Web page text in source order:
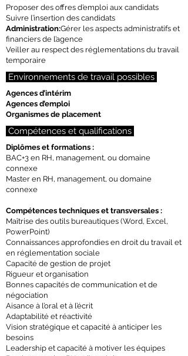
Proposer des offres d’emploi aux candidats
Suivre l’insertion des candidats
Administration:Gérer les aspects administratifs et
financiers de l’agence
Veiller au respect des réglementations du travail
temporaire
Environnements de travail possibles
Agences d’intérim
Agences d’emploi
Organismes de placement
Compétences et qualifications
Diplômes et formations :
BAC+3 en RH, management, ou domaine
connexe
Master en RH, management, ou domaine
connexe
Compétences techniques et transversales :
Maîtrise des outils bureautiques (Word, Excel,
PowerPoint)
Connaissances approfondies en droit du travail et
en réglementation sociale
Capacité de gestion de projet
Rigueur et organisation
Bonnes capacités de communication et de
négociation
Aisance à l’oral et à l’écrit
Adaptabilité et réactivité
Vision stratégique et capacité à anticiper les
besoins
Leadership et capacité à motiver les équipes